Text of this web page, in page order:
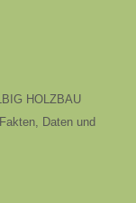
HOLZBAU
Daten und